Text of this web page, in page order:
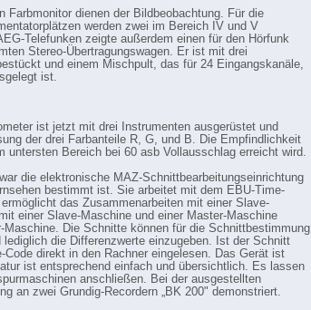
Farbmonitor dienen der Bildbeobachtung. Für die
werden zwei im Bereich IV und V
Telefunken zeigte außerdem einen für den Hörfunk
Stereo-Übertragungswagen. Er ist mit drei
und einem Mischpult, das für 24 Eingangskanäle,
ist.
ist jetzt mit drei Instrumenten ausgerüstet und
der drei Farbanteile R, G, und B. Die Empfindlichkeit
untersten Bereich bei 60 asb Vollausschlag erreicht wird.
die elektronische MAZ-Schnittbearbeitungseinrichtung
bestimmt ist. Sie arbeitet mit dem EBU-Time-
das Zusammenarbeiten mit einer Slave-
einer Slave-Maschine und einer Master-Maschine
Die Schnitte können für die Schnittbestimmung
die Differenzwerte einzugeben. Ist der Schnitt
direkt in den Rachner eingelesen. Das Gerät ist
ist entsprechend einfach und übersichtlich. Es lassen
anschließen. Bei der ausgestellten
an zwei Grundig-Recordern „BK 200" demonstriert.